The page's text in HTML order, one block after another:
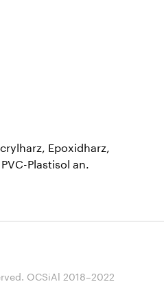
Epoxidharz,
Plastisol an.
OCSiAl 2018–2022